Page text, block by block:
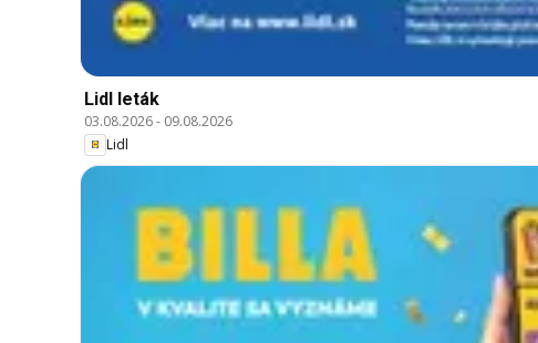
Lidl leták
03.08.2026- 09.08.2026
Lidl